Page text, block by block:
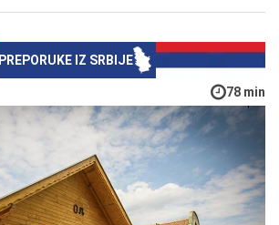
PREPORUKE IZ SRBIJE
78 min